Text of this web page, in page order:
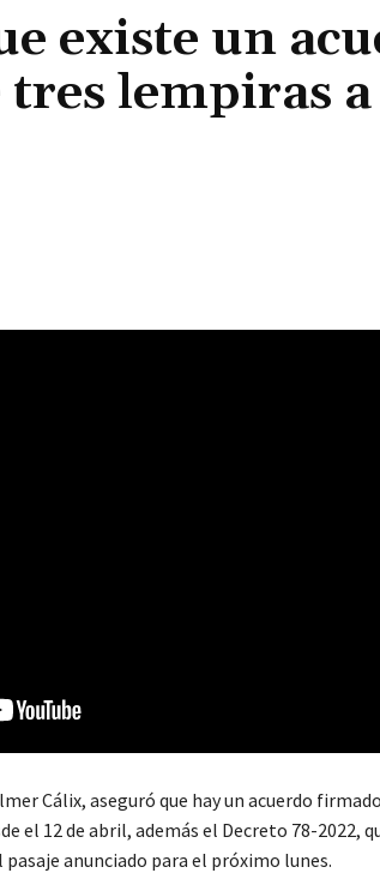
existe un
lempiras
Cálix, aseguró que hay un acuerdo
el 12 de abril, además el Decreto 78-2022,
anunciado para el próximo lunes.